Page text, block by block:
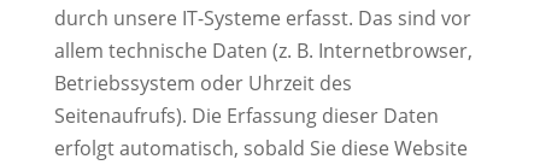
durch unsere IT-Systeme erfasst. Das sind vor
allem technische Daten (z. B. Internetbrowser,
Betriebssystem oder Uhrzeit des
Seitenaufrufs). Die Erfassung dieser Daten
erfolgt automatisch, sobald Sie diese Website